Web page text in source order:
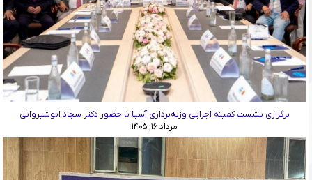
برگزاری نشست کمیته اجرایی وزنه‌برداری آسیا با حضور دکتر سجاد انوشیروانی
مرداد ۱۶, ۱۴۰۵